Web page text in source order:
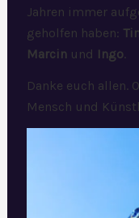
Jahren immer
geholfen haben:
Marcin und Ingo.
Danke euch allen.
Mensch und